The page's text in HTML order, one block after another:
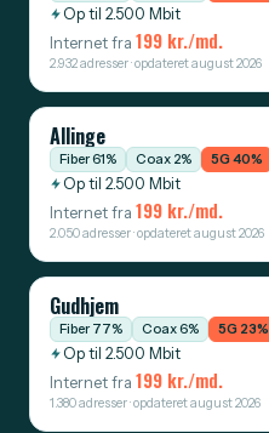
Op til 2.500 Mbit
Internet fra 199 kr./md.
2.932 adresser · opdateret august 2026
Allinge
Fiber 61% Coax 2% 5G 40%
Op til 2.500 Mbit
Internet fra 199 kr./md.
2.050 adresser · opdateret august 2026
Gudhjem
Fiber 77% Coax 6% 5G 23%
Op til 2.500 Mbit
Internet fra 199 kr./md.
1.380 adresser · opdateret august 2026